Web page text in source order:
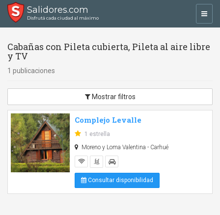
Salidores.com
Disfrutá cada ciudad al máximo
Cabañas con Pileta cubierta, Pileta al aire libre
y TV
1 publicaciones
Mostrar filtros
Complejo Levalle
1 estrella
Moreno y Loma Valentina - Carhué
Consultar disponibilidad